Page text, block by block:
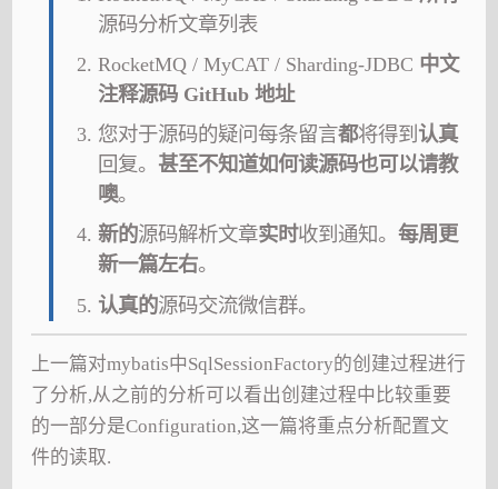
源码分析文章列表
RocketMQ / MyCAT / Sharding-JDBC 中文
注释源码 GitHub 地址
您对于源码的疑问每条留言都将得到 认真
回复。 甚至不知道如何读源码也可以请教
噢。
新的源码解析文章实时收到通知。每周更
新一篇左右。
认真的源码交流微信群。
上一篇对mybatis中SqlSessionFactory的创建过程进行
了分析,从之前的分析可以看出创建过程中比较重要
的一部分是Configuration,这一篇将重点分析配置文
件的读取.